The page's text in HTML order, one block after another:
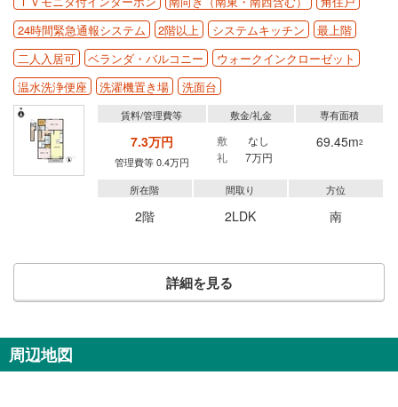
24時間緊急通報システム
2階以上 システムキッチン
最上階
二人入居可
ベランダ・バルコニー
ウォークインクローゼット
温水洗浄便座
洗濯機置き場 洗面台
賃料/管理費等
7.3万円
管理費等 0.4万円
敷金/礼金
敷
なし
礼
7万円
専有面積
69.45m2
所在階
2階
間取り
2LDK
方位
南
詳細を見る
周辺地図